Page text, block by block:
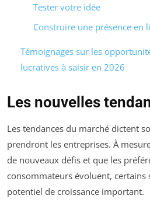
Tester votre idée
Construire une présence en
Témoignages sur les
lucratives à saisir en 2026
Les nouvelles
Les tendances du marché dictent
prendront les entreprises. À
de nouveaux défis et que les
consommateurs évoluent, certains
potentiel de croissance important.